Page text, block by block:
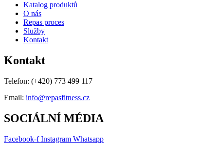
Katalog produktů
O nás
Repas proces
Služby
Kontakt
Kontakt
Telefon: (+420) 773 499 117
Email: info@repasfitness.cz
SOCIÁLNÍ MÉDIA
Facebook-f Instagram Whatsapp